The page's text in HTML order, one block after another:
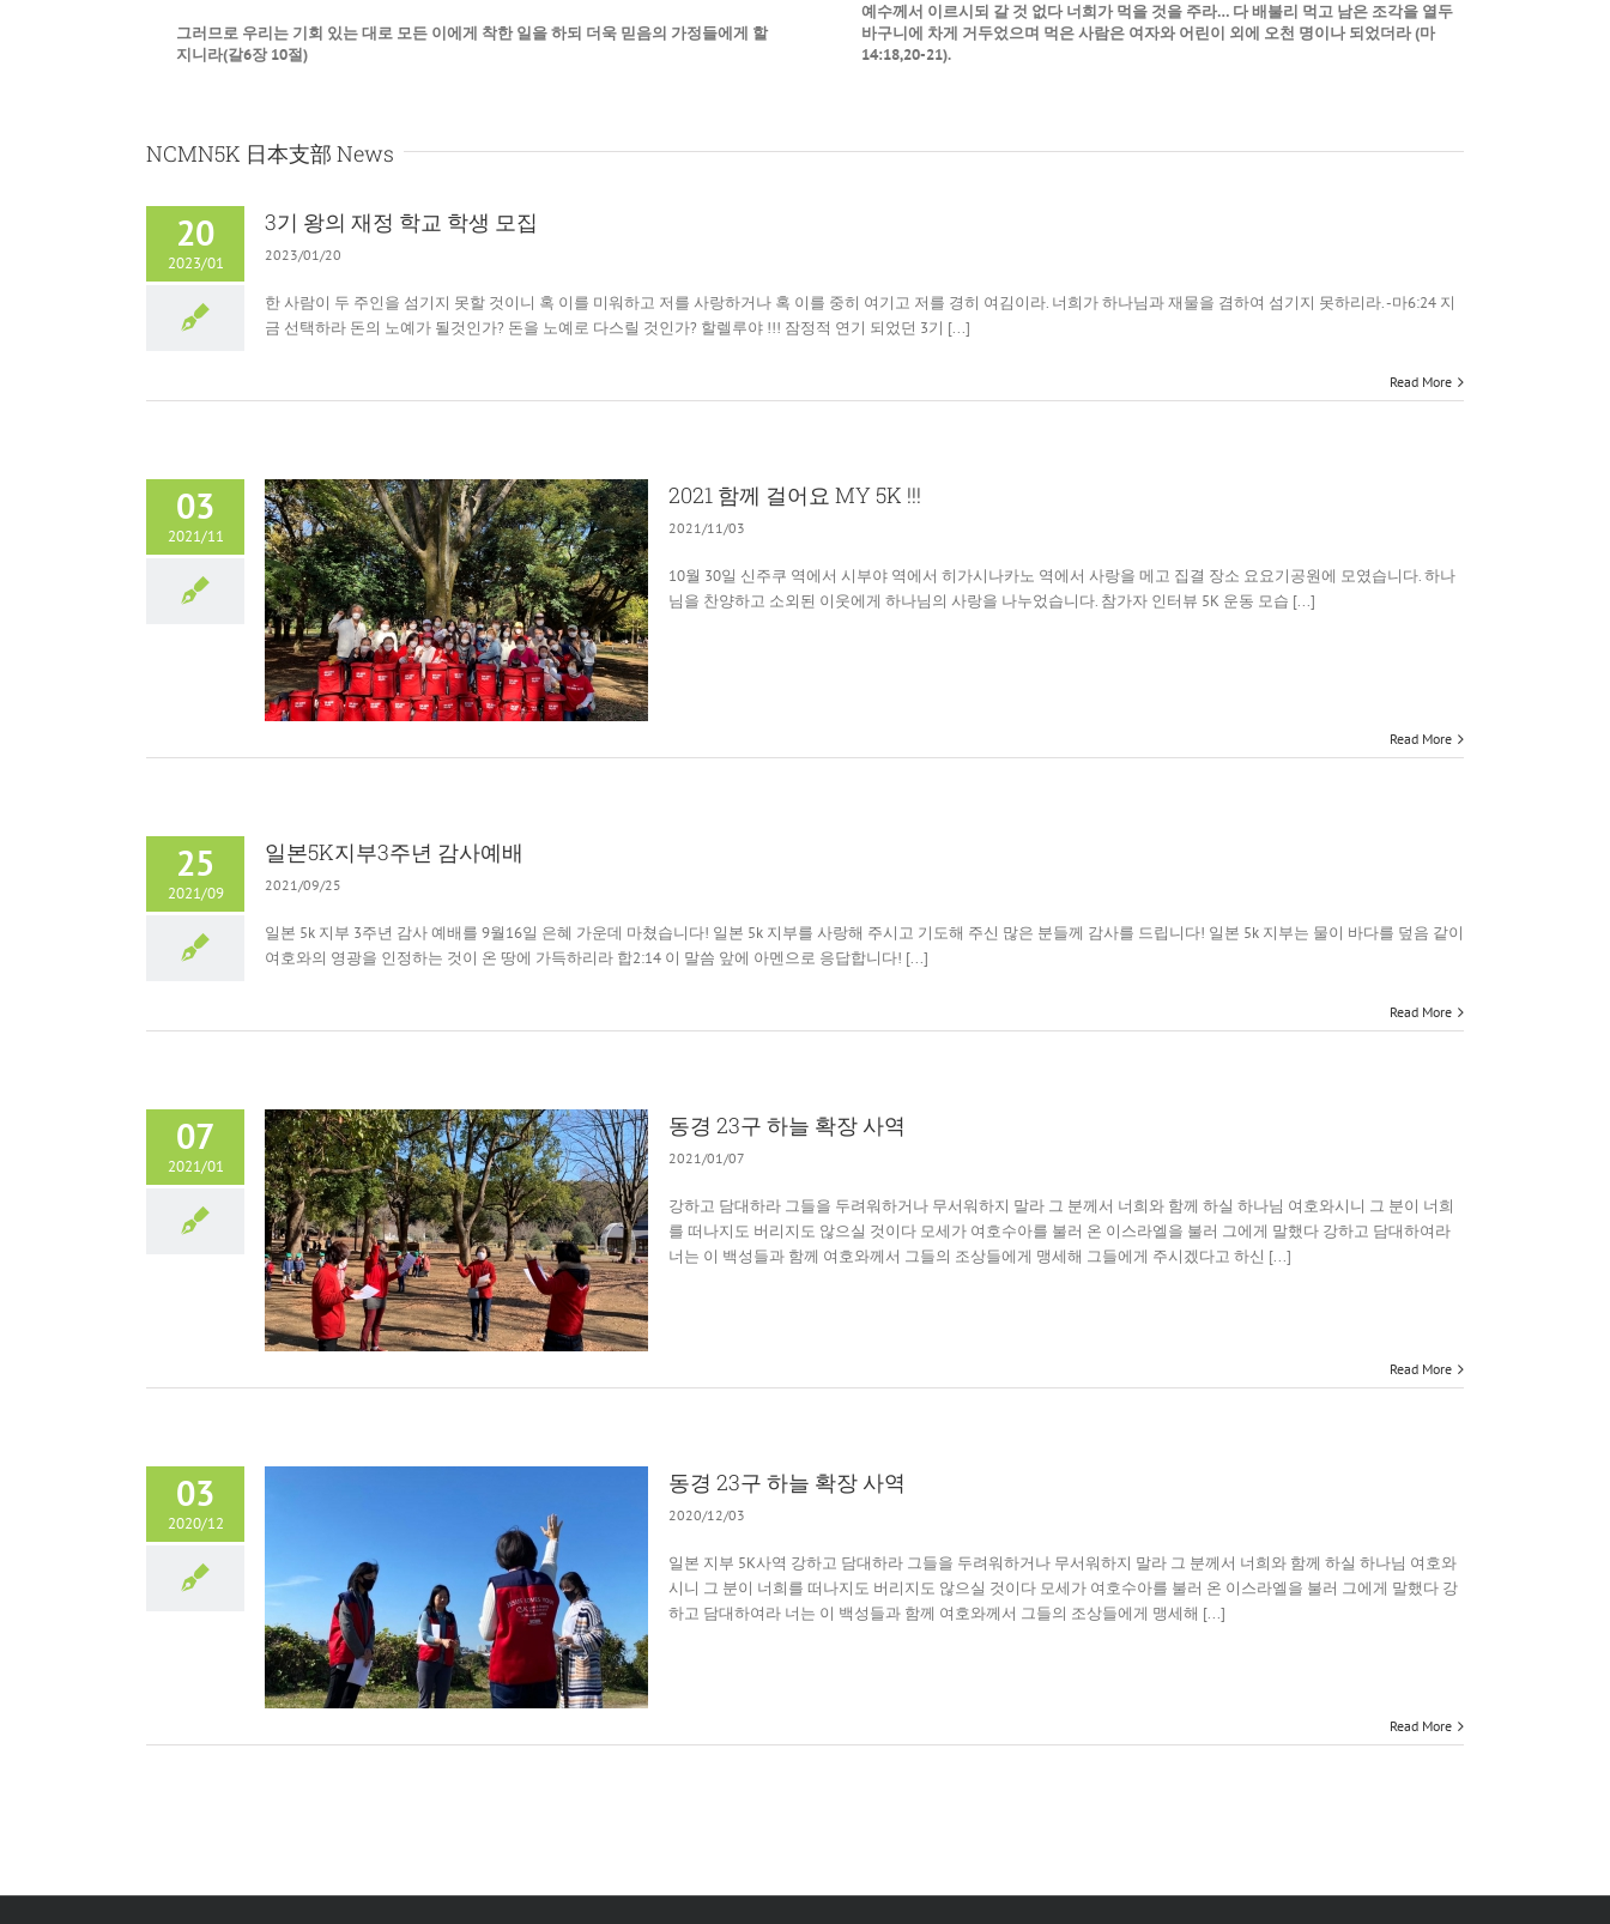
그러므로 우리는 기회 있는 대로 모든 이에게 착한 일을 하되 더욱 믿음의 가정들에게 할
지니라(갈6장 10절)
예수께서 이르시되 갈 것 없다 너희가 먹을 것을 주라… 다 배불리 먹고 남은 조각을 열두
바구니에 차게 거두었으며 먹은 사람은 여자와 어린이 외에 오천 명이나 되었더라 (마
14:18,20-21).
NCMN5K 日本支部 News
20
2023/01
3기 왕의 재정 학교 학생 모집
2023/01/20
한 사람이 두 주인을 섬기지 못할 것이니 혹 이를 미워하고 저를 사랑하거나 혹 이를 중히 여기고 저를 경히 여김이라. 너희가 하나님과 재물을 겸하여 섬기지 못하리라. -마6:24 지
금 선택하라 돈의 노예가 될것인가? 돈을 노예로 다스릴 것인가? 할렐루야 !!! 잠정적 연기 되었던 3기 [...]
Read More
03
2021/11
2021 함께 걸어요 MY 5K !!!
2021/11/03
10월 30일 신주쿠 역에서 시부야 역에서 히가시나카노 역에서 사랑을 메고 집결 장소 요요기공원에 모였습니다. 하나
님을 찬양하고 소외된 이웃에게 하나님의 사랑을 나누었습니다. 참가자 인터뷰 5K 운동 모습 [...]
Read More
25
2021/09
일본5K지부3주년 감사예배
2021/09/25
일본 5k 지부 3주년 감사 예배를 9월16일 은혜 가운데 마쳤습니다! 일본 5k 지부를 사랑해 주시고 기도해 주신 많은 분들께 감사를 드립니다! 일본 5k 지부는 물이 바다를 덮음 같이
여호와의 영광을 인정하는 것이 온 땅에 가득하리라 합2:14 이 말씀 앞에 아멘으로 응답합니다! [...]
Read More
07
2021/01
동경 23구 하늘 확장 사역
2021/01/07
강하고 담대하라 그들을 두려워하거나 무서워하지 말라 그 분께서 너희와 함께 하실 하나님 여호와시니 그 분이 너희
를 떠나지도 버리지도 않으실 것이다 모세가 여호수아를 불러 온 이스라엘을 불러 그에게 말했다 강하고 담대하여라
너는 이 백성들과 함께 여호와께서 그들의 조상들에게 맹세해 그들에게 주시겠다고 하신 [...]
Read More
03
2020/12
동경 23구 하늘 확장 사역
2020/12/03
일본 지부 5K사역 강하고 담대하라 그들을 두려워하거나 무서워하지 말라 그 분께서 너희와 함께 하실 하나님 여호와
시니 그 분이 너희를 떠나지도 버리지도 않으실 것이다 모세가 여호수아를 불러 온 이스라엘을 불러 그에게 말했다 강
하고 담대하여라 너는 이 백성들과 함께 여호와께서 그들의 조상들에게 맹세해 [...]
Read More